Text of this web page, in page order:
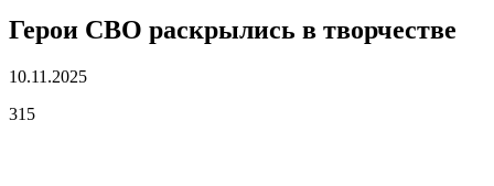
Герои СВО раскрылись в творчестве
10.11.2025
315